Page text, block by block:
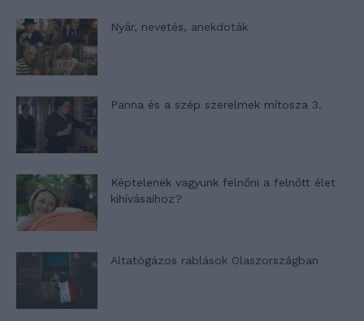
Nyár, nevetés, anekdoták
Panna és a szép szerelmek mítosza 3.
Képtelenek vagyunk felnőni a felnőtt élet
kihívásaihoz?
Altatógázos rablások Olaszországban